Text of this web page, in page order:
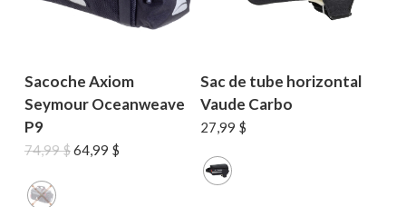
Sacoche Axiom
Seymour Oceanweave
P9
74,99$Le
64,99 $Le
Sac de tube horizontal
Vaude Carbo
27,99 $